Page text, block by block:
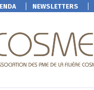
NEWSLETTERS